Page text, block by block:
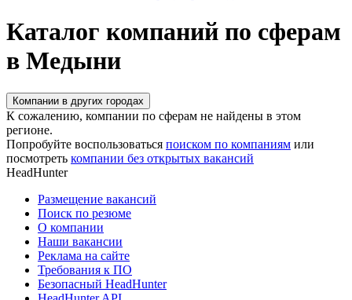
Каталог компаний по сферам
в Медыни
Компании в других городах
К сожалению, компании по сферам не найдены в этом
регионе.
Попробуйте воспользоваться поиском по компаниям или
посмотреть компании без открытых вакансий
HeadHunter
Размещение вакансий
Поиск по резюме
О компании
Наши вакансии
Реклама на сайте
Требования к ПО
Безопасный HeadHunter